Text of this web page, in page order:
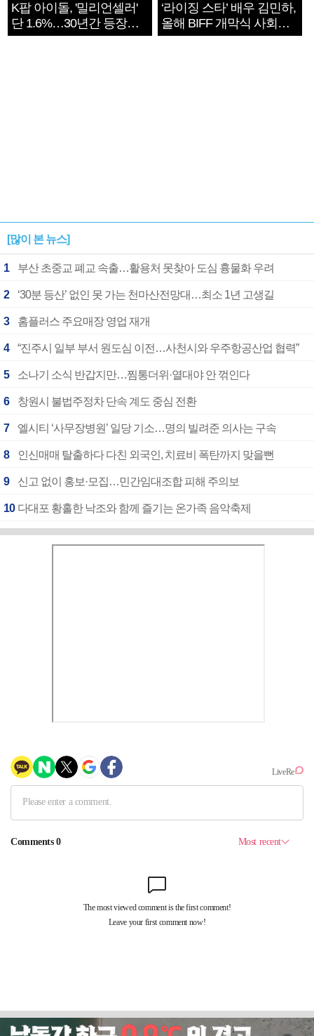
K팝 아이돌, '밀리언셀러'
단 1.6%…30년간 등장
1182개팀 전수조사
‘라이징 스타’ 배우 김민하,
올해 BIFF 개막식 사회자
확정
[많이 본 뉴스]
1 부산 초중교 폐교 속출…활용처 못찾아 도심 흉물화 우려
2 ‘30분 등산’ 없인 못 가는 천마산전망대…최소 1년 고생길
3 홈플러스 주요매장 영업 재개
4 “진주시 일부 부서 원도심 이전…사천시와 우주항공산업 협력”
5 소나기 소식 반갑지만…찜통더위·열대야 안 꺾인다
6 창원시 불법주정차 단속 계도 중심 전환
7 엘시티 ‘사무장병원’ 일당 기소…명의 빌려준 의사는 구속
8 인신매매 탈출하다 다친 외국인, 치료비 폭탄까지 맞을뻔
9 신고 없이 홍보·모집…민간임대조합 피해 주의보
10 다대포 황홀한 낙조와 함께 즐기는 온가족 음악축제